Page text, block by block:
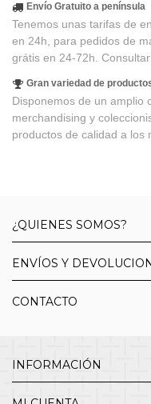
Envío Gratuito a península
Tenemos unas tarifas de
en 24h, para pedidos de
grátis en 24-72h.
Gran variedad de
Disponemos de un amplio
merchandising y
productos de calidad a los
¿QUIENES SOMOS?
ENVÍOS Y
CONTACTO
INFORMACIÓN